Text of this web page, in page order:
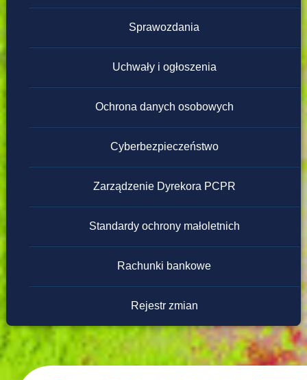
powyżej 130 000 zł
130 000 zł
Sprawozdania
Uchwały i ogłoszenia
Ochrona danych osobowych
Cyberbezpieczeństwo
Zarządzenie Dyrekora PCPR
Standardy ochrony małoletnich
Rachunki bankowe
Rejestr zmian